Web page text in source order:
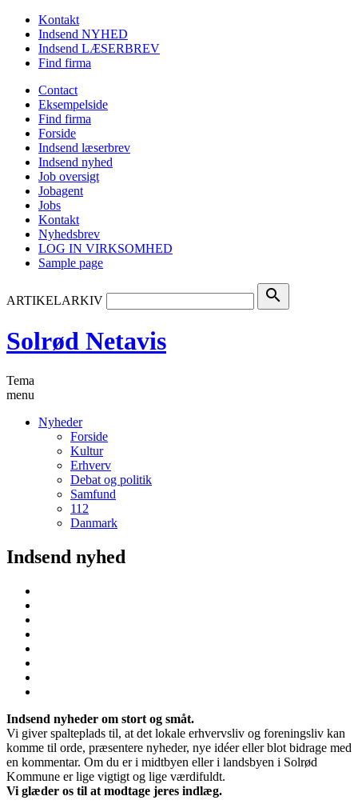
Kontakt
Indsend NYHED
Indsend LÆSERBREV
Find firma
Contact
Eksempelside
Find firma
Forside
Indsend læserbrev
Indsend nyhed
Job oversigt
Jobagent
Jobs
Kontakt
Nyhedsbrev
LOG IN VIRKSOMHED
Sample page
ARTIKELARKIV search
Solrød Netavis
Tema
menu
Nyheder
Forside
Kultur
Erhverv
Debat og politik
Samfund
112
Danmark
Indsend nyhed
Indsend nyheder om stort og småt.
Vi giver spalteplads til, at det lokale erhvervsliv og foreningsliv kan
komme til orde, præsentere nyheder, nye idéer eller blot bidrage med
en kommentar. Om du er i midtbyen eller i landsbyen i Solrød
Kommune er lige vigtigt og lige værdifuldt.
Vi glæder os til at modtage jeres indlæg.